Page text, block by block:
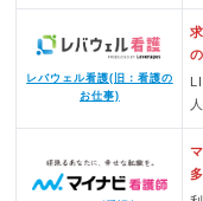
レバウェル看護(旧：看護の
お仕事)